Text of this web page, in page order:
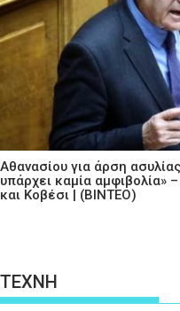
Αθανασίου για άρση
υπάρχει καμία αμφιβολία»
και Κοβέσι | (ΒΙΝΤΕΟ)
ΤΕΧΝΗ